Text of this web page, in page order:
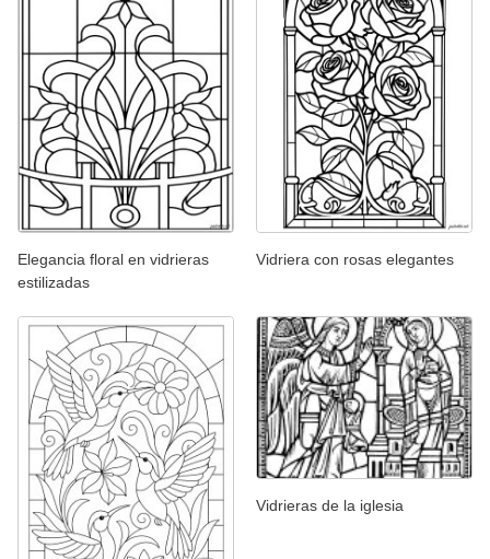
Elegancia floral en vidrieras
estilizadas
Vidriera con rosas elegantes
Vidrieras de la iglesia